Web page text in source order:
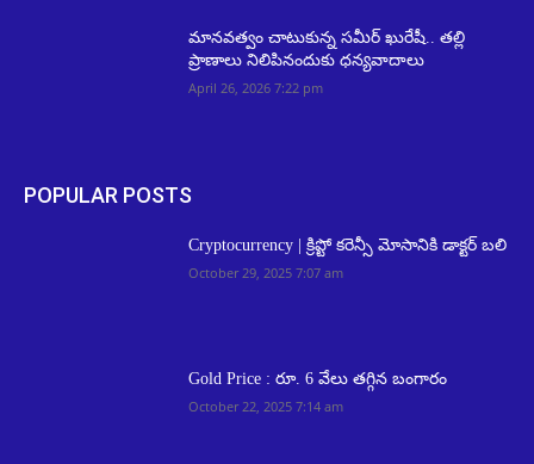
మానవత్వం చాటుకున్న సమీర్ ఖురేషీ.. తల్లి
ప్రాణాలు నిలిపినందుకు ధన్యవాదాలు
April 26, 2026 7:22 pm
POPULAR POSTS
Cryptocurrency | క్రిప్టో కరెన్సీ మోసానికి డాక్టర్ బలి
October 29, 2025 7:07 am
Gold Price : రూ. 6 వేలు త‌గ్గిన బంగారం
October 22, 2025 7:14 am